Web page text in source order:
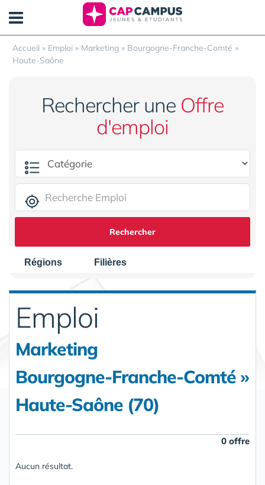
Accueil » Emploi » Marketing » Bourgogne-Franche-Comté »
Haute-Saône
Rechercher une Offre
d'emploi
Rechercher
Régions Filières
Emploi
Marketing
Bourgogne-Franche-Comté »
Haute-Saône (70)
0 offre
Aucun résultat.
Panneau de gestion des cookies